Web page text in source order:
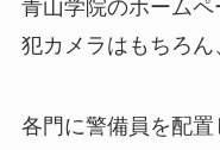
青山学院のホーム
犯カメラはもちろん
各門に警備員を配